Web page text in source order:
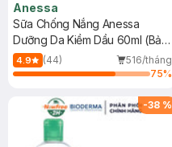
Anessa
Sữa Chống Nắng Anessa
Dưỡng Da Kiềm Dầu 60ml (Bản
Mới)
4.9 (44)
516/tháng
75%
-38 %